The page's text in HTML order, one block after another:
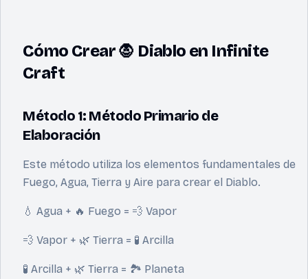
Cómo Crear 🧛 Diablo en Infinite
Craft
Método 1: Método Primario de
Elaboración
Este método utiliza los elementos fundamentales de
Fuego, Agua, Tierra y Aire para crear el Diablo.
💧 Agua + 🔥 Fuego = 💨 Vapor
💨 Vapor + 🌿 Tierra = 🧪 Arcilla
🧪 Arcilla + 🌿 Tierra = 🏞️ Planeta